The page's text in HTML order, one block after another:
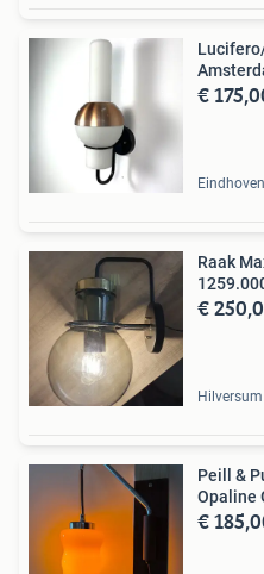
€
Eindhoven
Raak
€
Hilversum
Peill &
Opaline
€